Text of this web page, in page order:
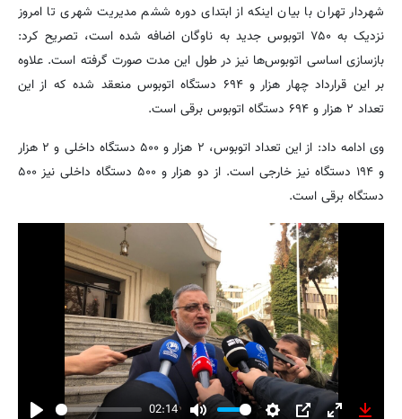
شهردار تهران با بیان اینکه از ابتدای دوره ششم مدیریت شهری تا امروز
نزدیک به ۷۵۰ اتوبوس جدید به ناوگان اضافه شده است، تصریح کرد:
بازسازی اساسی اتوبوس‌ها نیز در طول این مدت صورت گرفته است. علاوه
بر این قرارداد چهار هزار و ۶۹۴ دستگاه اتوبوس منعقد شده که از این
تعداد ۲ هزار و ۶۹۴ دستگاه اتوبوس برقی است.
وی ادامه داد: از این تعداد اتوبوس، ۲ هزار و ۵۰۰ دستگاه داخلی و ۲ هزار
و ۱۹۴ دستگاه نیز خارجی است. از دو هزار و ۵۰۰ دستگاه داخلی نیز ۵۰۰
دستگاه برقی است.
02:14